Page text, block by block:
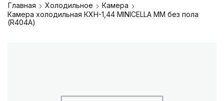
Главная Холодильное
Камера
Камера холодильная КХН-1,44 MINICELLA MM без пола
(R404A)